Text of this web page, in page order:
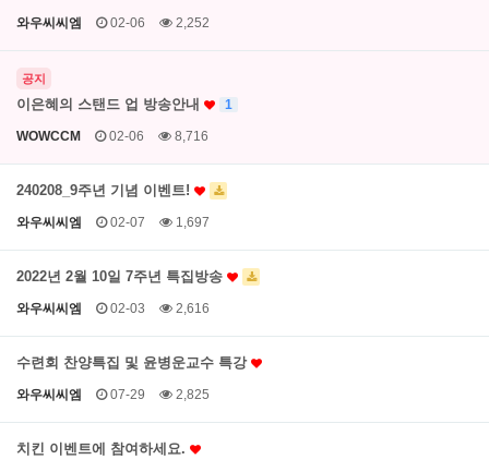
와우씨씨엠 02-06 2,252
공지
이은혜의 스탠드 업 방송안내 1
WOWCCM 02-06 8,716
240208_9주년 기념 이벤트!
와우씨씨엠 02-07 1,697
2022년 2월 10일 7주년 특집방송
와우씨씨엠 02-03 2,616
수련회 찬양특집 및 윤병운교수 특강
와우씨씨엠 07-29 2,825
치킨 이벤트에 참여하세요.